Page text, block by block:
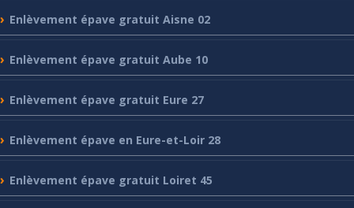
Enlèvement épave gratuit Aisne 02
Enlèvement épave gratuit Aube 10
Enlèvement épave gratuit Eure 27
Enlèvement épave en Eure-et-Loir 28
Enlèvement épave gratuit Loiret 45